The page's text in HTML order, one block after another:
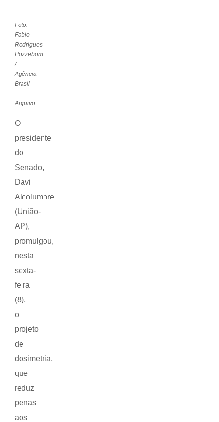
Foto:
Fabio
Rodrigues-
Pozzebom
/
Agência
Brasil
–
Arquivo
O
presidente
do
Senado,
Davi
Alcolumbre
(União-
AP),
promulgou,
nesta
sexta-
feira
(8),
o
projeto
de
dosimetria,
que
reduz
penas
aos